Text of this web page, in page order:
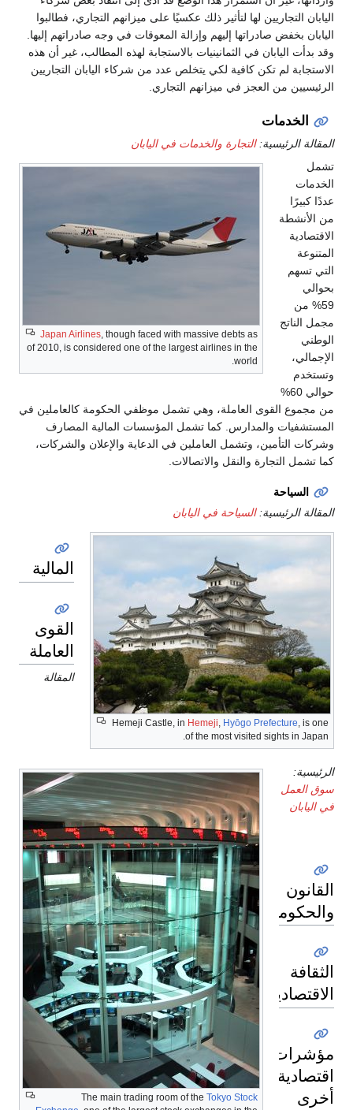
اليابان التجاريين لها لتأثير ذلك عكسيًا على ميزانهم التجاري، فطالبوا
اليابان بخفض صادراتها إليهم وإزالة المعوقات في وجه صادراتهم إليها.
وقد بدأت اليابان في الثمانينيات بالاستجابة لهذه المطالب، غير أن هذه
الاستجابة لم تكن كافية لكي يتخلص عدد من شركاء اليابان التجاريين
الرئيسيين من العجز في ميزانهم التجاري.
الخدمات
المقالة الرئيسية:التجارة والخدمات في اليابان
Japan Airlines , though faced with massive debts as
of 2010, is considered one of the largest airlines in the
world.
تشمل
الخدمات
عددًا كبيرًا
من الأنشطة
الاقتصادية
المتنوعة
التي تسهم
بحوالي
59% من
مجمل الناتج
الوطني
الإجمالي،
وتستخدم
حوالي 60%
من مجموع القوى العاملة، وهي تشمل موظفي الحكومة كالعاملين في
المستشفيات والمدارس. كما تشمل المؤسسات المالية المصارف
وشركات التأمين، وتشمل العاملين في الدعاية والإعلان والشركات،
كما تشمل التجارة والنقل والاتصالات.
السياحة
المقالة الرئيسية:السياحة في اليابان
Hemeji Castle, in Hemeji Hyōgo Prefecture , is one
of the most visited sights in Japan.
المالية
The main trading room of the Tokyo Stock
القوى
العاملة
المقالة
الرئيسية:
سوق العمل
في اليابان
القانون
والحكومة
الثقافة
الاقتصادية
مؤشرات
اقتصادية
أخرى